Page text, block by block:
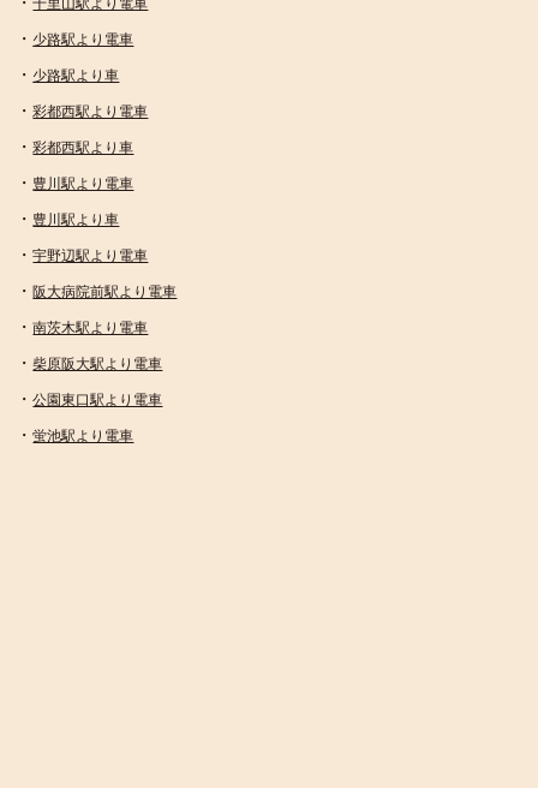
千里山駅より電車
・ 少路駅より電車
・ 少路駅より車
・彩都西駅より電車
・彩都西駅より車
・ 豊川駅より電車
・ 豊川駅より車
・宇野辺駅より電車
・阪大病院前駅より電車
・南茨木駅より電車
・柴原阪大駅より電車
・公園東口駅より電車
・蛍池駅より電車